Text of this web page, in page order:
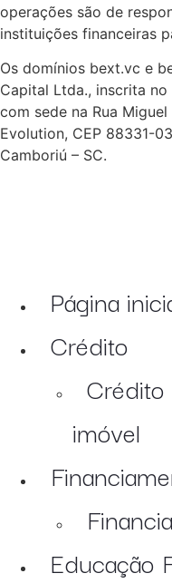
operações são de
instituições financeiras
Os domínios bext.vc e
Capital Ltda., inscrita no
com sede na Rua Miguel
Evolution, CEP 88331-
Camboriú – SC.
Página
Crédito
imóvel
Educação